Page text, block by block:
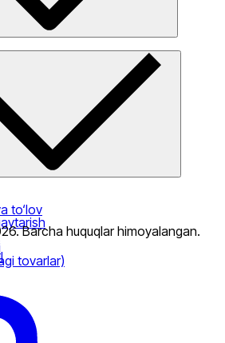
to‘lov
tovarlar)
.Barcha huquqlar himoyalangan.